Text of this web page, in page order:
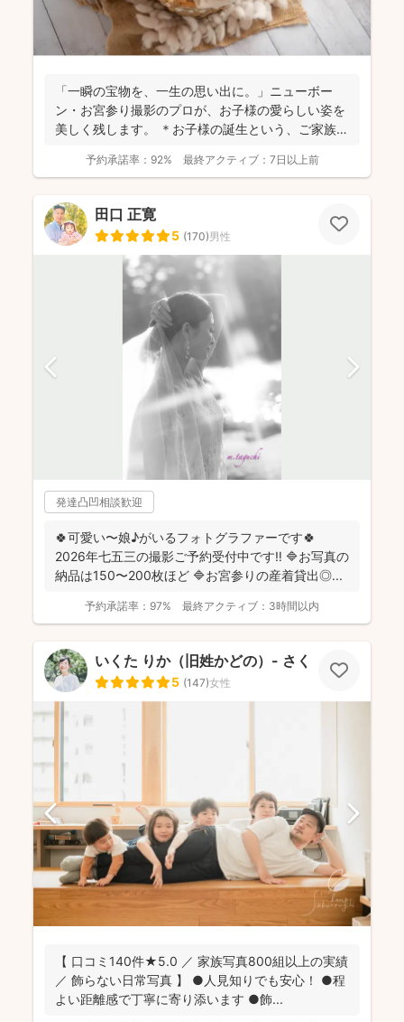
「一瞬の宝物を、一生の思い出に。」ニューボー
ン・お宮参り撮影のプロが、お子様の愛らしい姿を
美しく残します。 ＊お子様の誕生という、ご家族に
予約承諾率： 92% 最終アクティブ： 7日以上前
田口 正寛
5 (170)男性
発達凸凹相談歓迎
🍀可愛い〜娘♪がいるフォトグラファーです🍀
2026年七五三の撮影ご予約受付中です‼️ 🔷お写真の
納品は150〜200枚ほど 🔷お宮参りの産着貸出◎...
予約承諾率： 97% 最終アクティブ： 3時間以内
いくた りか（旧姓かどの）- さくらふ写真 -
5 (147)女性
【 口コミ140件★5.0 ／ 家族写真800組以上の実績
／ 飾らない日常写真 】 ●人見知りでも安心！ ●程
よい距離感で丁寧に寄り添います ●飾...